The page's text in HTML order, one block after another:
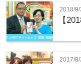
2018/9/
【
2017/8/